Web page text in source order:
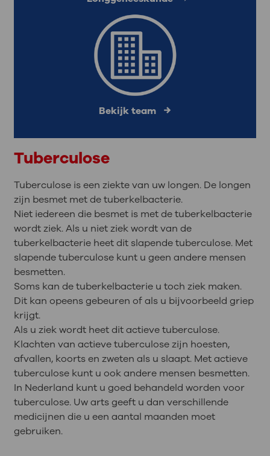
Bekijk team
Tuberculose
Tuberculose is een ziekte van uw longen. De longen
zijn besmet met de tuberkelbacterie.
Niet iedereen die besmet is met de tuberkelbacterie
wordt ziek. Als u niet ziek wordt van de
tuberkelbacterie heet dit slapende tuberculose. Met
slapende tuberculose kunt u geen andere mensen
besmetten.
Soms kan de tuberkelbacterie u toch ziek maken.
Dit kan opeens gebeuren of als u bijvoorbeeld griep
krijgt.
Als u ziek wordt heet dit actieve tuberculose.
Klachten van actieve tuberculose zijn hoesten,
afvallen, koorts en zweten als u slaapt. Met actieve
tuberculose kunt u ook andere mensen besmetten.
In Nederland kunt u goed behandeld worden voor
tuberculose. Uw arts geeft u dan verschillende
medicijnen die u een aantal maanden moet
gebruiken.